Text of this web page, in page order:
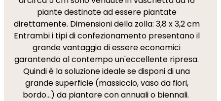
piante destinate ad essere piantate
direttamente. Dimensioni della zolla: 3,8 x 3,2 cm
Entrambi i tipi di confezionamento presentano il
grande vantaggio di essere economici
garantendo al contempo un'eccellente ripresa.
Quindi è la soluzione ideale se disponi di una
grande superficie (massiccio, vaso da fiori,
bordo...) da piantare con annuali o biennali.